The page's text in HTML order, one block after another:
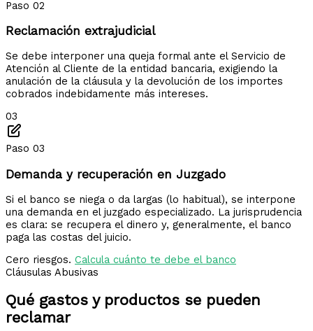
Paso 02
Reclamación extrajudicial
Se debe interponer una queja formal ante el Servicio de
Atención al Cliente de la entidad bancaria, exigiendo la
anulación de la cláusula y la devolución de los importes
cobrados indebidamente más intereses.
03
Paso 03
Demanda y recuperación en Juzgado
Si el banco se niega o da largas (lo habitual), se interpone
una demanda en el juzgado especializado. La jurisprudencia
es clara: se recupera el dinero y, generalmente, el banco
paga las costas del juicio.
Cero riesgos. Calcula cuánto te debe el banco
Cláusulas Abusivas
Qué gastos y productos se pueden
reclamar